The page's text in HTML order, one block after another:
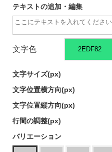
テキストの追加・編集
文字色
文字サイズ(px)
文字位置横方向(px)
文字位置縦方向(px)
行間の調整(px)
バリエーション